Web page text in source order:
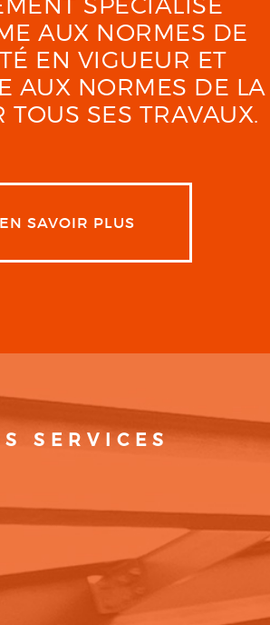
AUX NORMES DE
EN VIGUEUR ET
AUX NORMES DE LA
SES TRAVAUX.
EN SAVOIR PLUS
SERVICES